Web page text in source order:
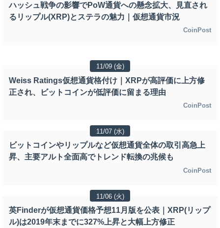
ハッシュ戦争の影響でPoW通貨への懸念拡大、見直され
るリップル(XRP)とステラの魅力｜仮想通貨市況
CoinPost
11/09 (金)
Weiss Ratings仮想通貨格付け｜XRPが高評価に上方修
正され、ビットコインが低評価に留まる理由
CoinPost
11/07 (水)
ビットコインやリップルなど仮想通貨全体の取引高急上
昇、主要アルト全面高でトレンド転換の兆候も
CoinPost
11/06 (火)
英Finderが仮想通貨価格予想11月版を公表｜XRP(リップ
ル)は2019年末までに327%上昇と大幅上方修正